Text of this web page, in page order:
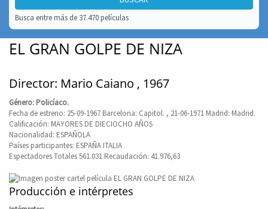
Busca entre más de 37.470 películas
EL GRAN GOLPE DE NIZA
Director: Mario Caiano , 1967
Género: Policíaco.
Fecha de estreno: 25-09-1967 Barcelona: Capitol. , 21-06-1971 Madrid: Madrid.
Calificación: MAYORES DE DIECIOCHO AÑOS
Nacionalidad: ESPAÑOLA
Países participantes: ESPAÑA ITALIA
Espectadores Totales 561.031 Recaudación: 41.976,63
Producción e intérpretes